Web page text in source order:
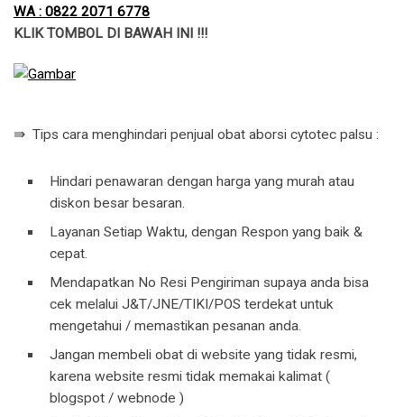
WA : 0822 2071 6778
KLIK TOMBOL DI BAWAH INI !!!
⇛ Tips cara menghindari penjual obat aborsi cytotec palsu :
Hindari penawaran dengan harga yang murah atau
diskon besar besaran.
Layanan Setiap Waktu, dengan Respon yang baik &
cepat.
Mendapatkan No Resi Pengiriman supaya anda bisa
cek melalui J&T/JNE/TIKI/POS terdekat untuk
mengetahui / memastikan pesanan anda.
Jangan membeli obat di website yang tidak resmi,
karena website resmi tidak memakai kalimat (
blogspot / webnode )